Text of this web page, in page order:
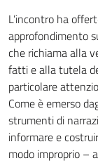
L’incontro ha
approfondimento
che richiama alla
fatti e alla tutela
particolare
Come è emerso
strumenti di
informare e
modo improprio –